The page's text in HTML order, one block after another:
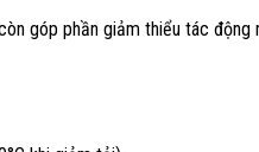
góp phần giảm thiểu tác